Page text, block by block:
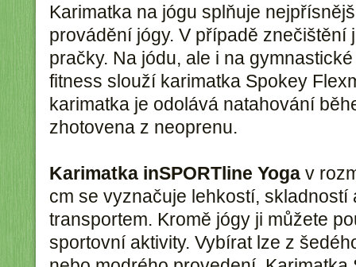
Karimatka na jógu splňuje
provádění jógy. V případě znečištění
pračky. Na jódu, ale i na
fitness slouží karimatka Spokey
karimatka je odolává natahování
zhotovena z neoprenu.
Karimatka inSPORTline Yoga v
cm se vyznačuje lehkostí, skladností
transportem. Kromě jógy ji můžete
sportovní aktivity. Vybírat lze z